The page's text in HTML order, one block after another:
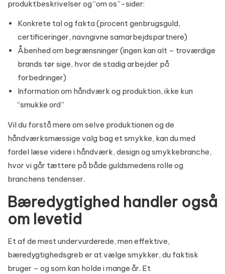
produktbeskrivelser og “om os”-sider:
Konkrete tal og fakta (procent genbrugsguld,
certificeringer, navngivne samarbejdspartnere)
Åbenhed om begrænsninger (ingen kan alt – troværdige
brands tør sige, hvor de stadig arbejder på
forbedringer)
Information om håndværk og produktion, ikke kun
“smukke ord”
Vil du forstå mere om selve produktionen og de
håndværksmæssige valg bag et smykke, kan du med
fordel læse videre i håndværk, design og smykkebranche,
hvor vi går tættere på både guldsmedens rolle og
branchens tendenser.
Bæredygtighed handler også
om levetid
Et af de mest undervurderede, men effektive,
bæredygtighedsgreb er at vælge smykker, du faktisk
bruger – og som kan holde i mange år. Et